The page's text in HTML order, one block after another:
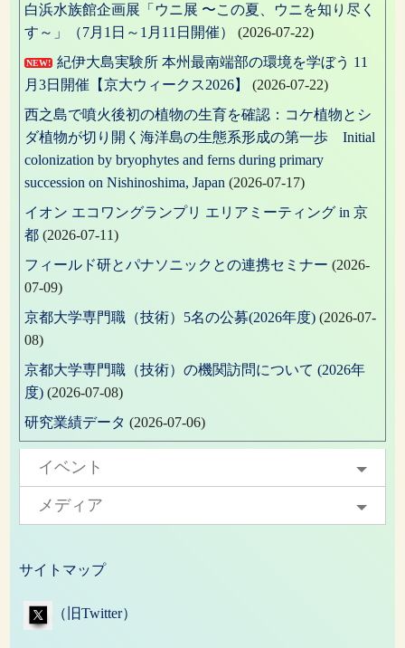
白浜水族館企画展「ウニ展 〜この夏、ウニを知り尽く
す～」（7月1日～1月11日開催）
(2026-07-22)
NEW!
紀伊大島実験所 本州最南端部の環境を学ぼう 11
月3日開催【京大ウィークス2026】
(2026-07-22)
西之島で噴火後初の植物の生育を確認：コケ植物とシ
ダ植物が切り開く海洋島の生態系形成の第一歩 Initial
colonization by bryophytes and ferns during primary
succession on Nishinoshima, Japan (2026-07-17)
イオン エコワングランプリ エリアミーティング in 京
都 (2026-07-11)
フィールド研とパナソニックとの連携セミナー (2026-
07-09)
京都大学専門職（技術）5名の公募(2026年度) (2026-07-
08)
京都大学専門職（技術）の機関訪問について (2026年
度) (2026-07-08)
研究業績データ (2026-07-06)
イベント
メディア
サイトマップ
（旧Twitter）